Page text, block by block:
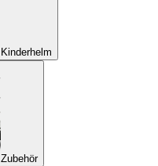
Kinderhelm
Zubehör